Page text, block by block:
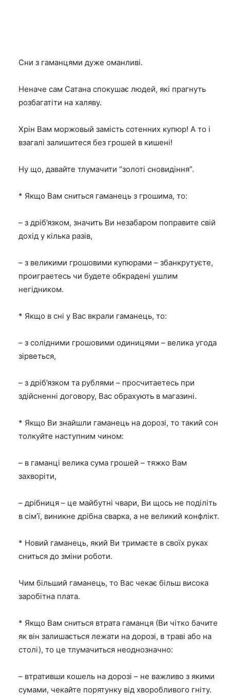
Сни з гаманцями дуже оманливі.
Неначе сам Сатана спокушає людей, які прагнуть
розбагатіти на халяву.
Хрін Вам моржовый замість сотенних купюр! А то і
взагалі залишитеся без грошей в кишені!
Ну що, давайте тлумачити “золоті сновидіння”.
* Якщо Вам сниться гаманець з грошима, то:
– з дріб’язком, значить Ви незабаром поправите свій
дохід у кілька разів,
– з великими грошовими купюрами – збанкрутуєте,
проиграетесь чи будете обкрадені ушлим
негідником.
* Якщо в сні у Вас вкрали гаманець, то:
– з солідними грошовими одиницями – велика угода
зірветься,
– з дріб’язком та рублями – просчитаетесь при
здійсненні договору, Вас обрахують в магазині.
* Якщо Ви знайшли гаманець на дорозі, то такий сон
толкуйте наступним чином:
– в гаманці велика сума грошей – тяжко Вам
захворіти,
– дрібниця – це майбутні чвари, Ви щось не поділіть
в сім’ї, виникне дрібна сварка, а не великий конфлікт.
* Новий гаманець, який Ви тримаєте в своїх руках
сниться до зміни роботи.
Чим більший гаманець, то Вас чекає більш висока
заробітна плата.
* Якщо Вам сниться втрата гаманця (Ви чітко бачите
як він залишається лежати на дорозі, в траві або на
столі), то це тлумачиться неоднозначно:
– втративши кошель на дорозі – не важливо з якими
сумами, чекайте порятунку від хворобливого гніту.